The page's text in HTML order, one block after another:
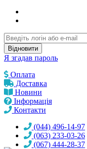
Відновити
Я згадав пароль
Оплата
Доставка
Новини
Інформація
Контакти
(044) 496-14-97
(063) 233-03-26
(067) 444-28-37